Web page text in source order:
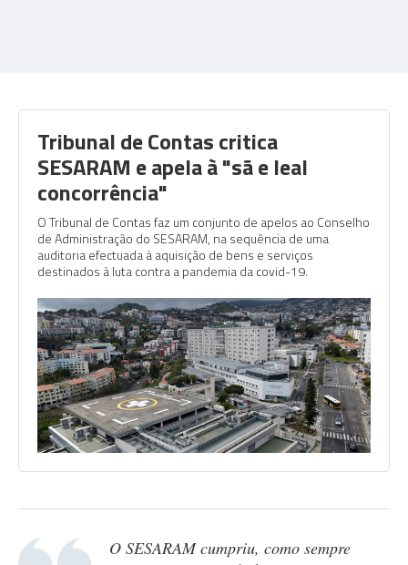
Tribunal de Contas critica
SESARAM e apela à "sã e leal
concorrência"
O Tribunal de Contas faz um conjunto de apelos ao Conselho
de Administração do SESARAM, na sequência de uma
auditoria efectuada à aquisição de bens e serviços
destinados à luta contra a pandemia da covid-19.
O SESARAM cumpriu, como sempre